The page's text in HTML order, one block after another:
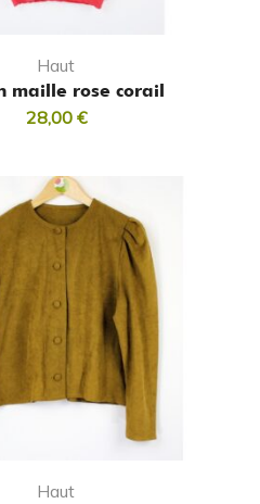
Haut
maille rose corail
28,00 €
Haut